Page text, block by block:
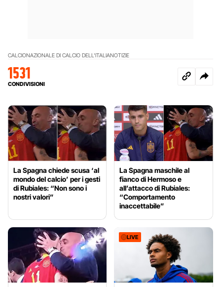
CALCIONAZIONALE DI CALCIO DELL'ITALIANOTIZIE
1531
CONDIVISIONI
La Spagna chiede scusa ‘al
mondo del calcio’ per i gesti
di Rubiales: “Non sono i
nostri valori”
La Spagna maschile al
fianco di Hermoso e
all’attacco di Rubiales:
“Comportamento
inaccettabile”
LIVE